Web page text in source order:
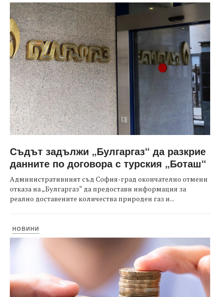
Съдът задължи „Булгаргаз“ да разкрие
данните по договора с турския „Боташ“
Административният съд София-град окончателно отмени
отказа на „Булгаргаз“ да предостави информация за
реално доставените количества природен газ и...
НОВИНИ